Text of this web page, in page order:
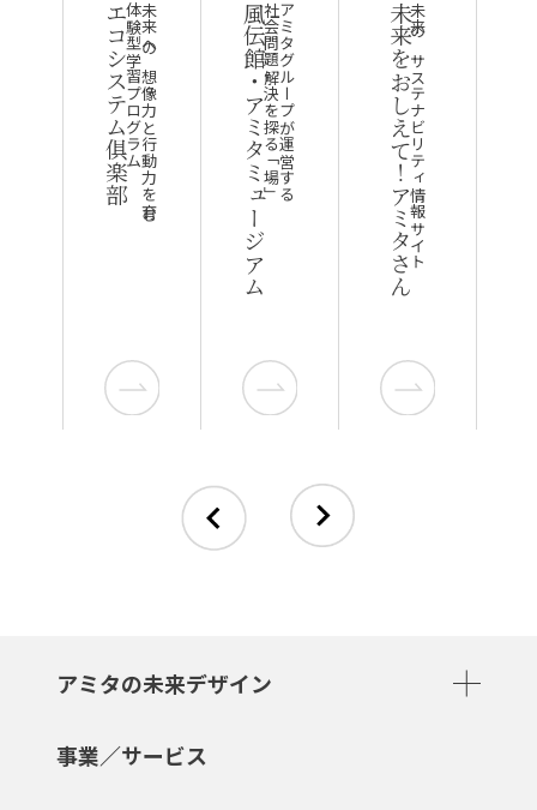
未来への想像力と行動力を育む
体験型学習プログラム
エコシステム俱楽部 アミタグループが運営する
社会問題解決を探る「場」
風伝館・アミタミュージアム 未来のサステナビリティ情報サイト
未来をおしえて！アミタさん
アミタの未来デザイン
事業／サービス